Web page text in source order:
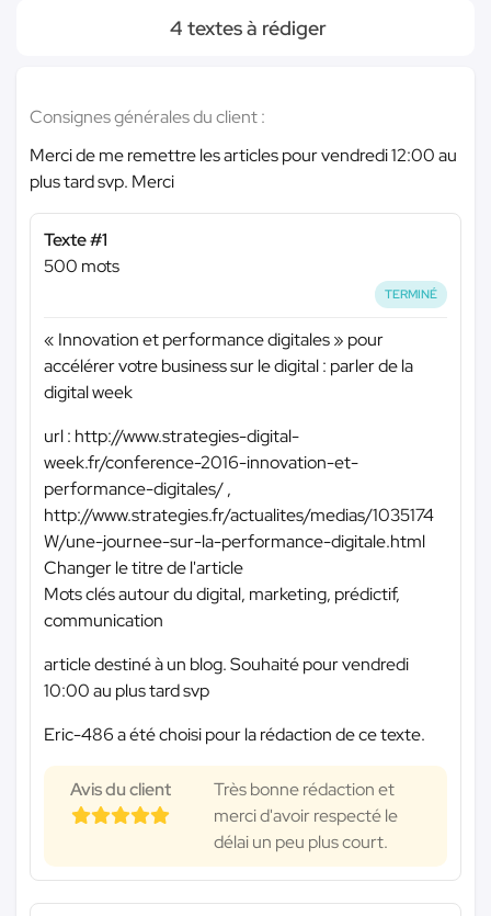
4 textes à rédiger
Consignes générales du client :
Merci de me remettre les articles pour vendredi 12:00 au
plus tard svp. Merci
Texte #1
500 mots
TERMINÉ
« Innovation et performance digitales » pour
accélérer votre business sur le digital : parler de la
digital week
url : http://www.strategies-digital-
week.fr/conference-2016-innovation-et-
performance-digitales/ ,
http://www.strategies.fr/actualites/medias/1035174
W/une-journee-sur-la-performance-digitale.html
Changer le titre de l'article
Mots clés autour du digital, marketing, prédictif,
communication
article destiné à un blog. Souhaité pour vendredi
10:00 au plus tard svp
Eric-486 a été choisi pour la rédaction de ce texte.
Avis du client
Très bonne rédaction et
merci d'avoir respecté le
délai un peu plus court.